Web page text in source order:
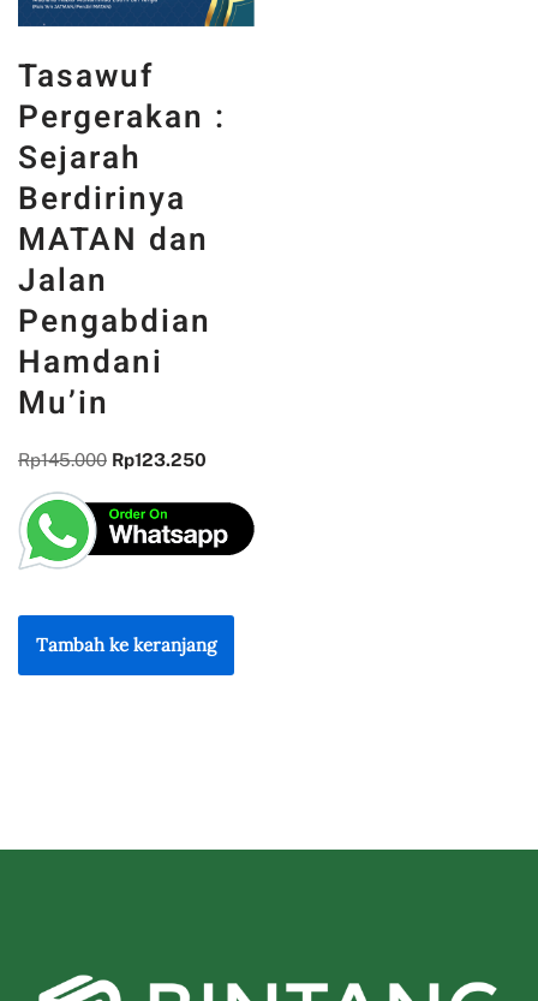
Tasawuf
Pergerakan :
Sejarah
Berdirinya
MATAN dan
Jalan
Pengabdian
Hamdani
Mu’in
Rp145.000 Rp123.250
Tambah ke keranjang